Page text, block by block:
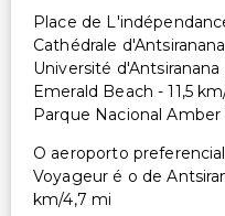
Place de
Cathédrale
Université d'Antsiranana
Emerald Beach - 11,5
Parque Nacional
O aeroporto
Voyageur é o de
km/4,7 mi